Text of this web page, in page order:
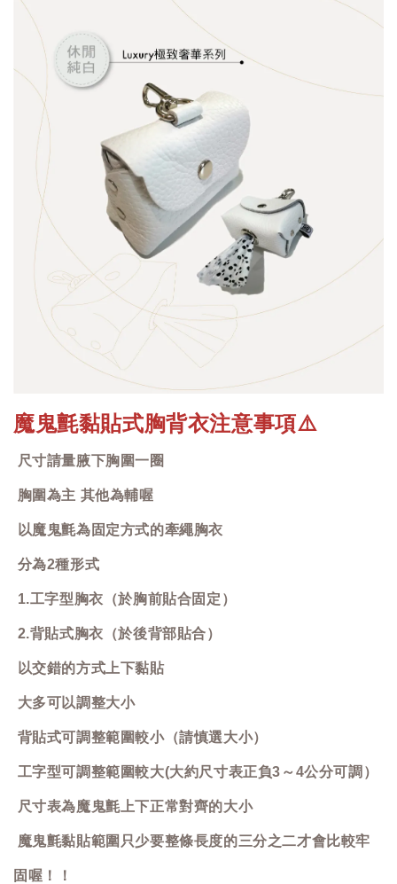
魔鬼氈黏貼式胸背衣注意事項⚠️
尺寸請量腋下胸圍一圈
胸圍為主 其他為輔喔
以魔鬼氈為固定方式的牽繩胸衣
分為2種形式
1.工字型胸衣（於胸前貼合固定）
2.背貼式胸衣（於後背部貼合）
以交錯的方式上下黏貼
大多可以調整大小
背貼式可調整範圍較小（請慎選大小）
工字型可調整範圍較大(大約尺寸表正負3～4公分可調）
尺寸表為魔鬼氈上下正常對齊的大小
魔鬼氈黏貼範圍只少要整條長度的三分之二才會比較牢
固喔！！